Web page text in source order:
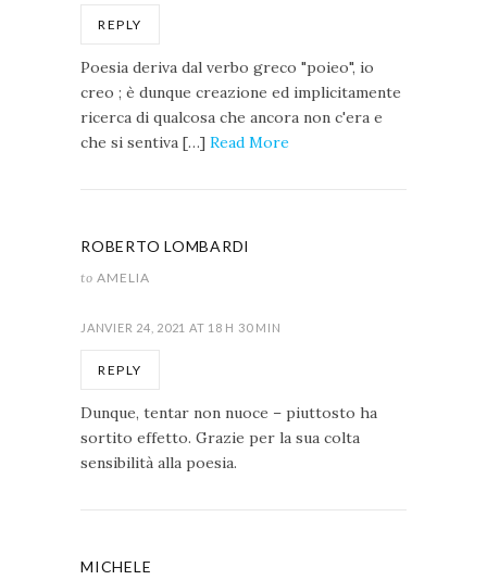
REPLY
Poesia deriva dal verbo greco "poieo", io
creo ; è dunque creazione ed implicitamente
ricerca di qualcosa che ancora non c'era e
che si sentiva […] Read More
ROBERTO LOMBARDI
to AMELIA
JANVIER 24, 2021 AT 18 H 30 MIN
REPLY
Dunque, tentar non nuoce – piuttosto ha
sortito effetto. Grazie per la sua colta
sensibilità alla poesia.
MICHELE